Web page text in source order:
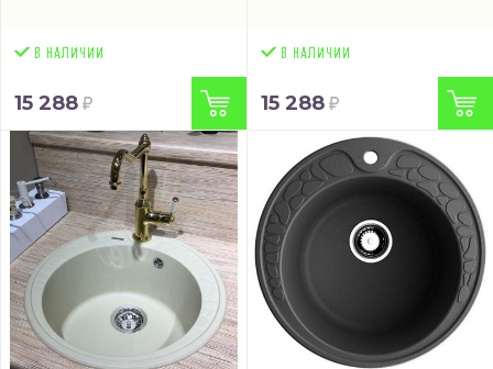
15 288 15 288